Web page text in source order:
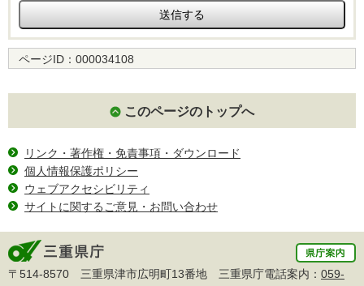
ページID： 000034108
このページのトップへ
リンク・著作権・免責事項・ダウンロード
個人情報保護ポリシー
ウェブアクセシビリティ
サイトに関するご意見・お問い合わせ
〒514-8570 三重県津市広明町13番地 三重県庁電話案内： 059-